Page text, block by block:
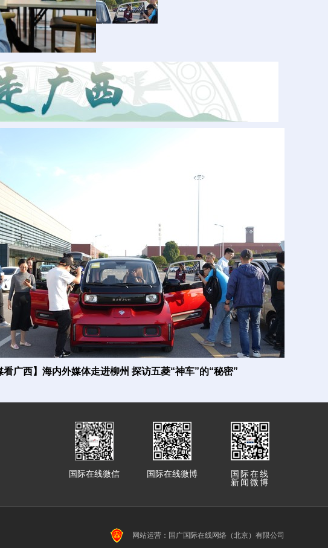
看广西】海内外媒体走进柳州 探访五菱“神车”的“秘密”
国际在线
新闻微博
国际在线微博
国际在线微信
网站运营：国广国际在线网络（北京）有限公司